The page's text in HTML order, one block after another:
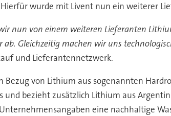
wurde mit Livent nun ein weiterer
nun von einem weiteren Lieferanten
Gleichzeitig machen wir uns
und Lieferantennetzwerk.
von Lithium aus sogenannten
bezieht zusätzlich Lithium aus
eine nachhaltige